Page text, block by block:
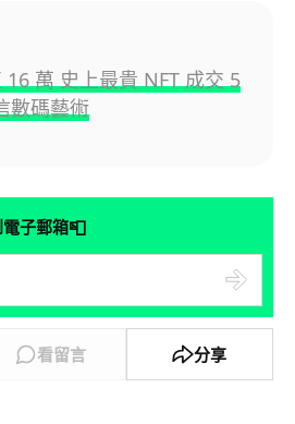
萬 史上最貴 NFT 成交 5
數碼藝術
子郵箱📮
看留言 分享